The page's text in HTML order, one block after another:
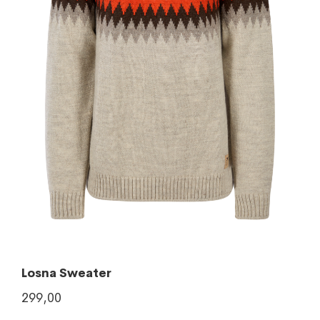
Losna Sweater
299,00